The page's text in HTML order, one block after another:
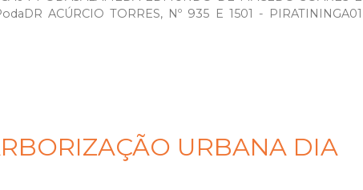
ACÚRCIO TORRES, Nº 935 E 1501 - PIRATININGA01
URBANA DIA